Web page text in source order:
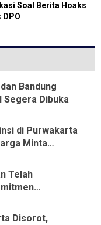
Soal Berita Hoaks
DPO
Bandung
Segera Dibuka
di Purwakarta
Minta
Telah
Disorot,